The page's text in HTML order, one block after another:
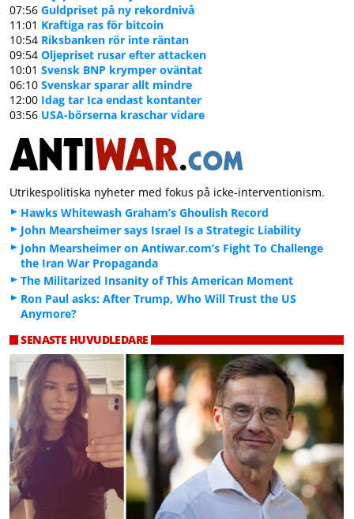
07:56 Guldpriset på ny rekordnivå
11:01 Kraftiga ras för bitcoin
10:54 Riksbanken rör inte räntan
09:54 Oljepriset rusar efter attacken
10:01 Svensk BNP krymper oväntat
06:10 Svenskar sparar allt mindre
12:00 Idag tar Ica endast kontanter
03:56 USA-börserna kraschar vidare
Utrikespolitiska nyheter med fokus på icke-interventionism.
Hawks Whitewash Graham’s Ghoulish Record
John Mearsheimer says Israel Is a Strategic Liability
John Mearsheimer on Antiwar.com’s Fight To Challenge
the Iran War Propaganda
The Militarized Insanity of This American Moment
Ron Paul asks: After Trump, Who Will Trust the US
Anymore?
SENASTE HUVUDLEDARE